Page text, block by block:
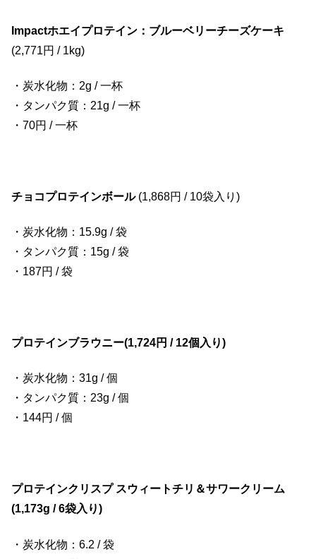
Impactホエイプロテイン：ブルーベリーチーズケーキ
(2,771円 / 1kg)
・炭水化物：2g / 一杯
・タンパク質：21g / 一杯
・70円 / 一杯
チョコプロテインボール(1,868円 / 10袋入り)
・炭水化物：15.9g / 袋
・タンパク質：15g / 袋
・187円 / 袋
プロテインブラウニー(1,724円 / 12個入り)
・炭水化物：31g / 個
・タンパク質：23g / 個
・144円 / 個
プロテインクリスプ スウィートチリ＆サワークリーム
(1,173g / 6袋入り)
・炭水化物：6.2 / 袋